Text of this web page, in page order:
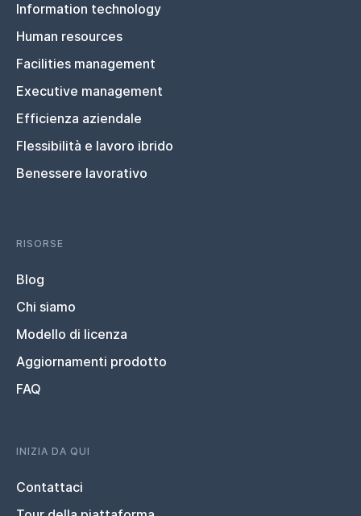
Information technology
Human resources
Facilities management
Executive management
Efficienza aziendale
Flessibilità e lavoro ibrido
Benessere lavorativo
RISORSE
Blog
Chi siamo
Modello di licenza
Aggiornamenti prodotto
FAQ
INIZIA DA QUI
Contattaci